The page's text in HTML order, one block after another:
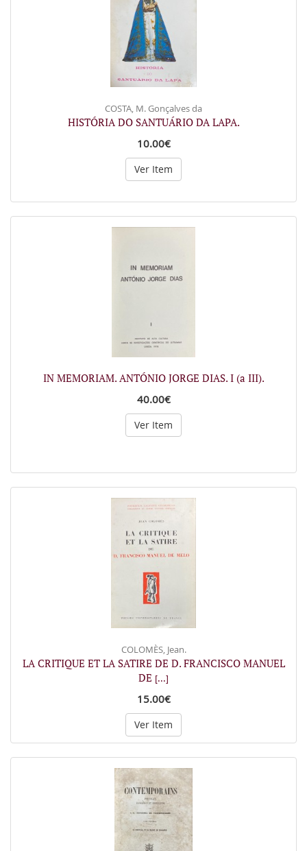
COSTA, M. Gonçalves da
HISTÓRIA DO SANTUÁRIO DA LAPA.
10.00€
Ver Item
IN MEMORIAM. ANTÓNIO JORGE DIAS. I (a III).
40.00€
Ver Item
COLOMÈS, Jean.
LA CRITIQUE ET LA SATIRE DE D. FRANCISCO MANUEL
DE [...]
15.00€
Ver Item